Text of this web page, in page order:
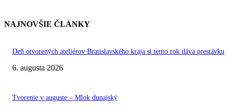
NAJNOVŠIE ČLÁNKY
Deň otvorených ateliérov Bratislavského kraja si tento rok dáva prestávku
6. augusta 2026
Tvorenie v auguste – Mlok dunajský